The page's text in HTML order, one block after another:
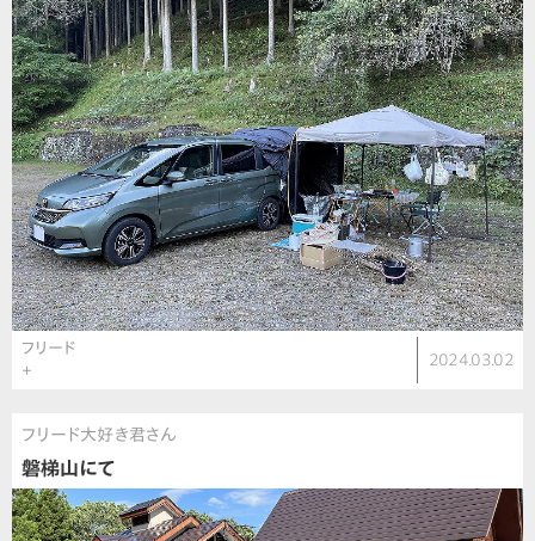
フリード
＋
2024.03.02
フリード大好き君さん
磐梯山にて